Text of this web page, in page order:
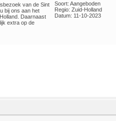
van de Sint
bij ons aan het
Daarnaast
extra op de
Soort: Aangeboden
Regio: Zuid-Holland
Datum: 11-10-2023